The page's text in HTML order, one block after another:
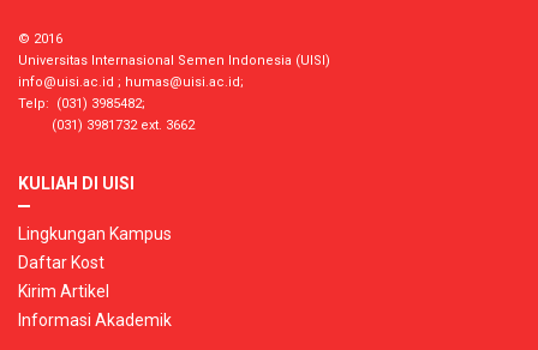
© 2016
Universitas Internasional Semen Indonesia (UISI)
info@uisi.ac.id ; humas@uisi.ac.id;
Telp: (031) 3985482;
(031) 3981732 ext. 3662
KULIAH DI UISI
Lingkungan Kampus
Daftar Kost
Kirim Artikel
Informasi Akademik